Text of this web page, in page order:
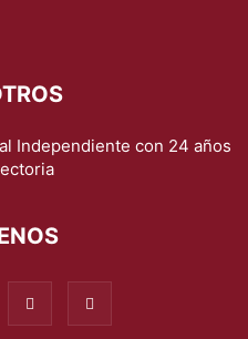
Independiente con 24 años